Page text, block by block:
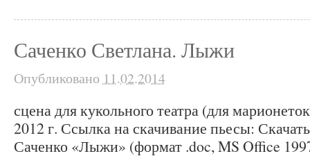
Саченко Светлана. Лыжи
Опубликовано 11.02.2014
сцена для кукольного театра (для
2012 г. Ссылка на скачивание пьесы:
Саченко «Лыжи» (формат .doc, MS Office